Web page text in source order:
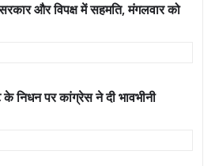
और विपक्ष में सहमति, मंगलवार को
के निधन पर कांग्रेस ने दी भावभीनी